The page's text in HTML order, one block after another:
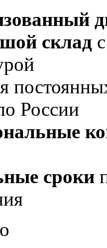
склад
России
сроки